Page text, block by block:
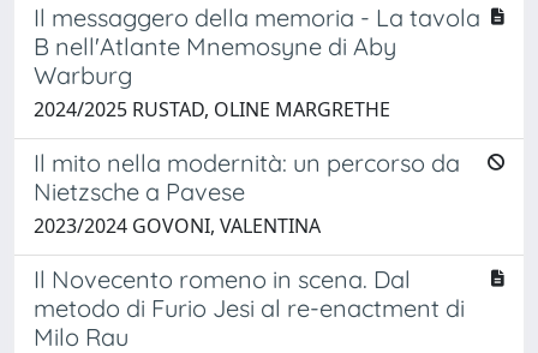
Il messaggero della memoria - La tavola
B nell'Atlante Mnemosyne di Aby
Warburg
2024/2025 RUSTAD, OLINE MARGRETHE
Il mito nella modernità: un percorso da
Nietzsche a Pavese
2023/2024 GOVONI, VALENTINA
Il Novecento romeno in scena. Dal
metodo di Furio Jesi al re-enactment di
Milo Rau